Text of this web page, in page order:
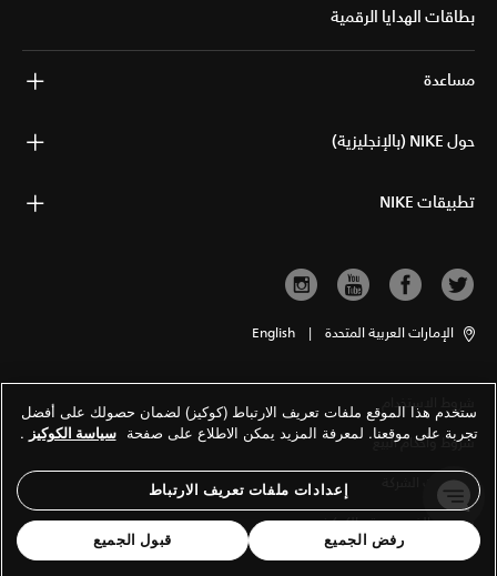
بطاقات الهدايا الرقمية
مساعدة
حول NIKE (بالإنجليزية)
تطبيقات NIKE
الإمارات العربية المتحدة |
English
شروط الاستخدام
شروط وأحكام البيع
معلومات الشركة
سياسة الخصوصية والكوكيز
ستخدم هذا الموقع ملفات تعريف الارتباط (كوكيز) لضمان حصولك على أفضل
تجربة على موقعنا. لمعرفة المزيد يمكن الاطلاع على صفحة سياسة الكوكيز .
إعدادات ملفات تعريف الارتباط
رفض الجميع قبول الجميع